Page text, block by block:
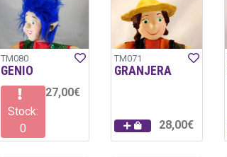
TM080
GENIO
Stock:
0
27,00€
TM071
GRANJERA
28,00€